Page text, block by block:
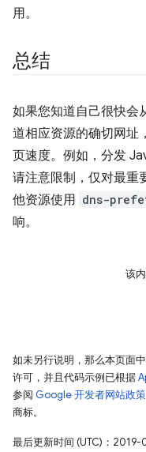
用。
总结
如果您知道自己很快会
道相应资源的确切网址
页速度。例如，分发
请注意限制，仅对最重
他资源使用 dns-
响。
该
如未另行说明，那么本页面
许可，并且代码示例已根据
参阅 Google 开发者网站政策
商标。
最后更新时间 (UTC)：2019-